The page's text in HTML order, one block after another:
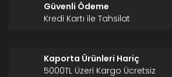
Güvenli Ödeme
Kredi Kartı ile Tahsilat
Kaporta Ürünleri Hariç
5000TL Üzeri Kargo Ücretsiz